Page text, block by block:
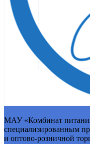
МАУ «Комбинат
специализированным
и оптово-розничной